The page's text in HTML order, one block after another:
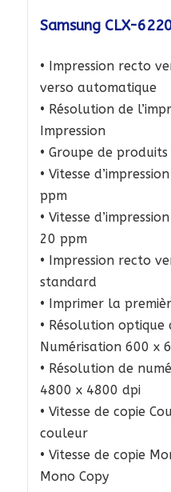
Samsung CLX-
• Impression recto
verso automatique
• Résolution de
Impression
• Groupe de
• Vitesse
ppm
• Vitesse
20 ppm
• Impression recto
standard
• Imprimer la
• Résolution optique
Numérisation 600 x
• Résolution de
4800 x 4800 dpi
• Vitesse de copie
couleur
• Vitesse de copie
Mono Copy